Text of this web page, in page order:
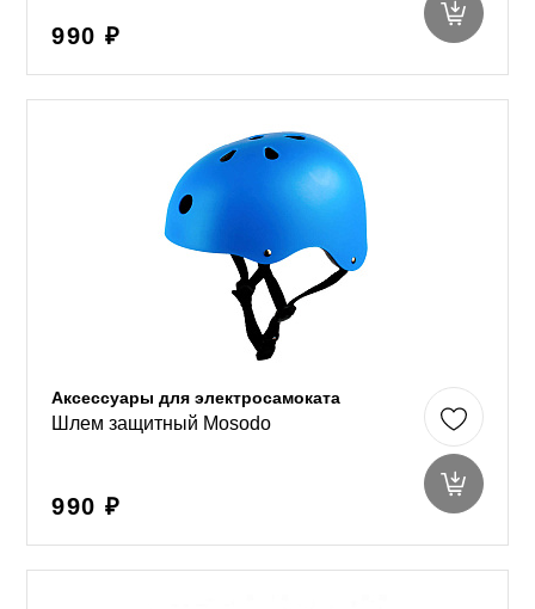
990 ₽
Аксессуары для электросамоката
Шлем защитный Mosodo
990 ₽